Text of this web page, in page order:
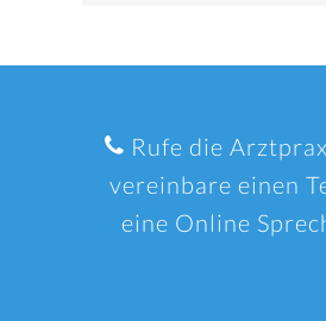
Rufe die
vereinbare einen
eine Online